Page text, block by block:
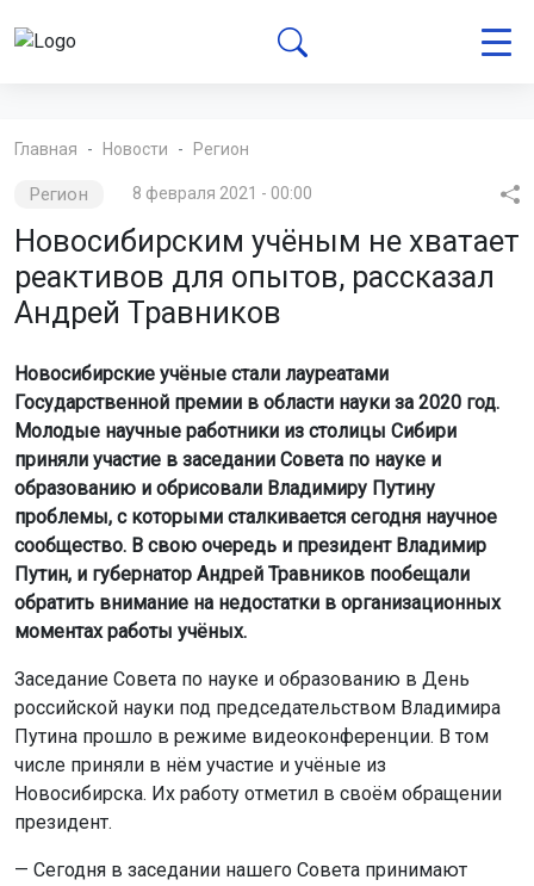
Главная Новости Регион
Регион 8 февраля 2021 - 00:00
Новосибирским учёным не хватает
реактивов для опытов, рассказал
Андрей Травников
Новосибирские учёные стали лауреатами
Государственной премии в области науки за 2020 год.
Молодые научные работники из столицы Сибири
приняли участие в заседании Совета по науке и
образованию и обрисовали Владимиру Путину
проблемы, с которыми сталкивается сегодня научное
сообщество. В свою очередь и президент Владимир
Путин, и губернатор Андрей Травников пообещали
обратить внимание на недостатки в организационных
моментах работы учёных.
Заседание Совета по науке и образованию в День
российской науки под председательством Владимира
Путина прошло в режиме видеоконференции. В том
числе приняли в нём участие и учёные из
Новосибирска. Их работу отметил в своём обращении
президент.
— Сегодня в заседании нашего Совета принимают